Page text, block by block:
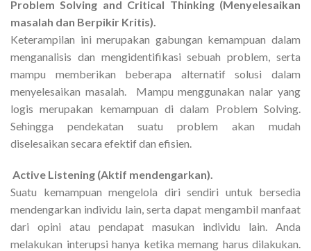
Problem Solving and Critical Thinking (Menyelesaikan
masalah dan Berpikir Kritis).
Keterampilan ini merupakan gabungan kemampuan dalam
menganalisis dan mengidentifikasi sebuah problem, serta
mampu memberikan beberapa alternatif solusi dalam
menyelesaikan masalah. Mampu menggunakan nalar yang
logis merupakan kemampuan di dalam Problem Solving.
Sehingga pendekatan suatu problem akan mudah
diselesaikan secara efektif dan efisien.
Active Listening (Aktif mendengarkan).
Suatu kemampuan mengelola diri sendiri untuk bersedia
mendengarkan individu lain, serta dapat mengambil manfaat
dari opini atau pendapat masukan individu lain. Anda
melakukan interupsi hanya ketika memang harus dilakukan.